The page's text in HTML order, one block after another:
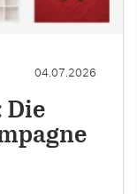
04.07.2026
Die